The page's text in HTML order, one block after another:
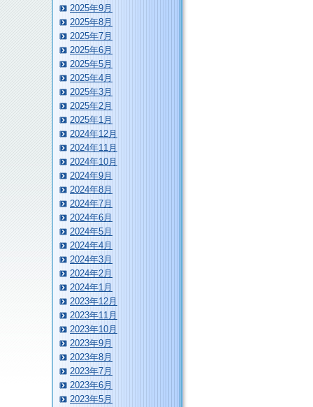
2025年9月
2025年8月
2025年7月
2025年6月
2025年5月
2025年4月
2025年3月
2025年2月
2025年1月
2024年12月
2024年11月
2024年10月
2024年9月
2024年8月
2024年7月
2024年6月
2024年5月
2024年4月
2024年3月
2024年2月
2024年1月
2023年12月
2023年11月
2023年10月
2023年9月
2023年8月
2023年7月
2023年6月
2023年5月